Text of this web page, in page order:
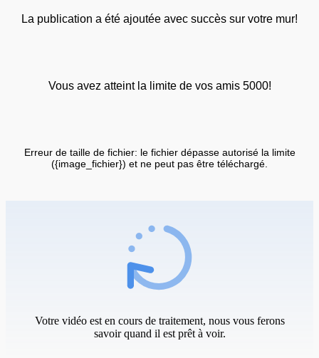
La publication a été ajoutée avec succès sur votre mur!
Vous avez atteint la limite de vos amis 5000!
Erreur de taille de fichier: le fichier dépasse autorisé la limite
({image_fichier}) et ne peut pas être téléchargé.
Votre vidéo est en cours de traitement, nous vous ferons
savoir quand il est prêt à voir.